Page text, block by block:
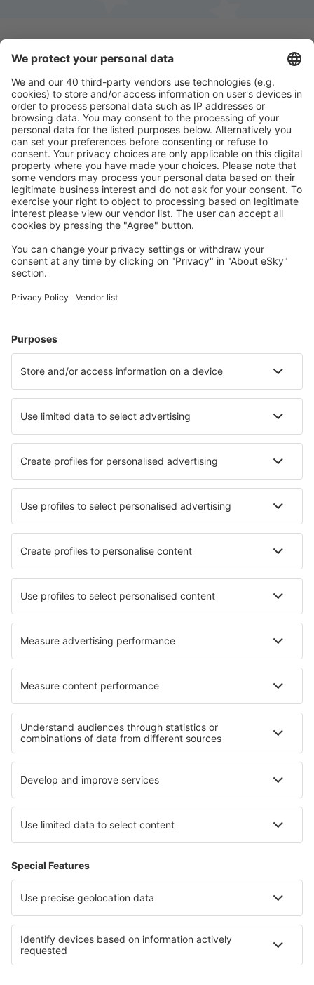
Download onze appen plan gemakkelijk uw
reizen
Plan uw reis
Vliegtickets
Stedentrip
Vlucht+hotel
Hotels
Parkeren
Transfers
Attracties
Kom meer te weten
Mobiele app
Luchtvaartmaatschappijen
KLM
Ryanair
Air France
Wizz Air
Transavia
Over eSky
Algemene voorwaarden
Mijn boekingen
Privacykennisgeving
Ondersteuning en contact
Privacy
Landen
Internationale sites
eSky.eu eSky.com eDestinos.com